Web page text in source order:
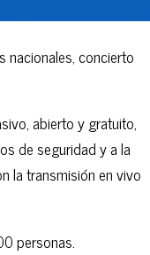
nacionales, concierto
abierto y gratuito,
de seguridad y a la
la transmisión en vivo
personas.